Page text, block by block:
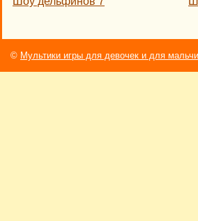
© Мультики игры для девочек и для